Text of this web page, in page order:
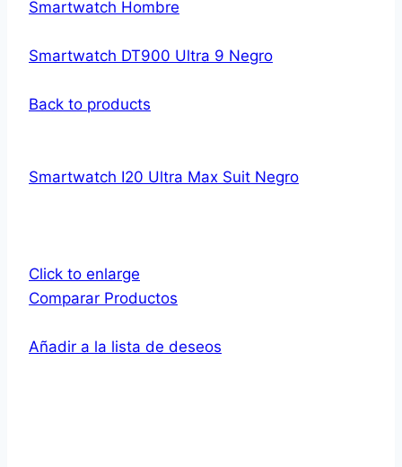
Smartwatch Hombre
Smartwatch DT900 Ultra 9 Negro
Back to products
Smartwatch I20 Ultra Max Suit Negro
Click to enlarge
Comparar Productos
Añadir a la lista de deseos